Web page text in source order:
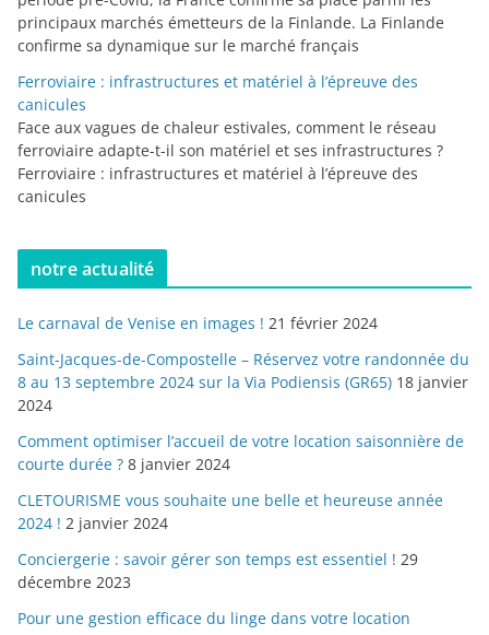
principaux marchés émetteurs de la Finlande. La Finlande
confirme sa dynamique sur le marché français
Ferroviaire : infrastructures et matériel à l’épreuve des
canicules
Face aux vagues de chaleur estivales, comment le réseau
ferroviaire adapte-t-il son matériel et ses infrastructures ?
Ferroviaire : infrastructures et matériel à l’épreuve des
canicules
notre actualité
Le carnaval de Venise en images ! 21 février 2024
Saint-Jacques-de-Compostelle – Réservez votre randonnée du
8 au 13 septembre 2024 sur la Via Podiensis (GR65) 18 janvier
2024
Comment optimiser l’accueil de votre location saisonnière de
courte durée ? 8 janvier 2024
CLETOURISME vous souhaite une belle et heureuse année
2024 ! 2 janvier 2024
Conciergerie : savoir gérer son temps est essentiel ! 29
décembre 2023
Pour une gestion efficace du linge dans votre location